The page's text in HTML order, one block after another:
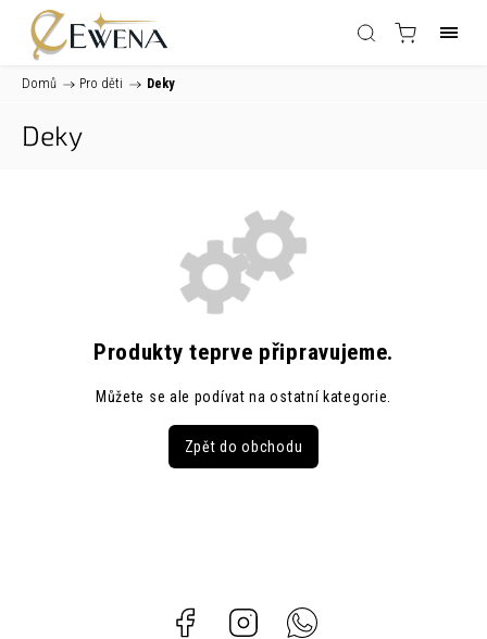
Domů / Pro děti / Deky
Deky
Produkty teprve připravujeme.
Můžete se ale podívat na ostatní kategorie.
Zpět do obchodu
Facebook Instagram